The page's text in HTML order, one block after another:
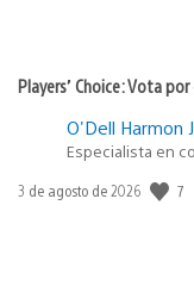
Players’ Choice: Vota
O'Dell Harmon
Especialista en
Fecha
3 de agosto de 2026 7